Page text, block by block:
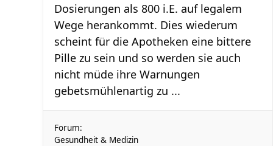
Dosierungen als 800 i.E. auf legalem
Wege herankommt. Dies wiederum
scheint für die Apotheken eine bittere
Pille zu sein und so werden sie auch
nicht müde ihre Warnungen
gebetsmühlenartig zu ...
Forum:
Gesundheit & Medizin